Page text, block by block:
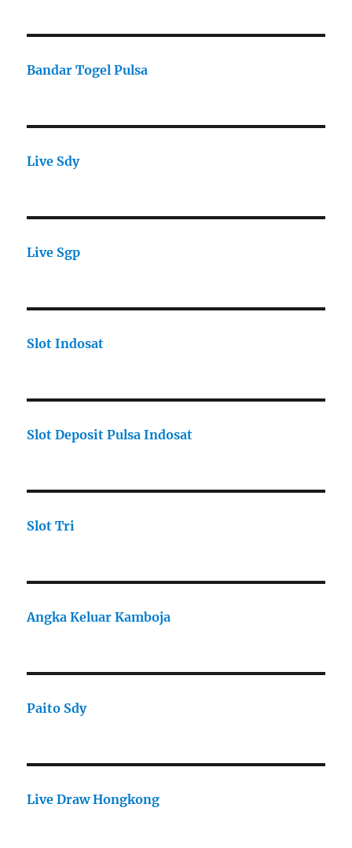
Bandar Togel Pulsa
Live Sdy
Live Sgp
Slot Indosat
Slot Deposit Pulsa Indosat
Slot Tri
Angka Keluar Kamboja
Paito Sdy
Live Draw Hongkong